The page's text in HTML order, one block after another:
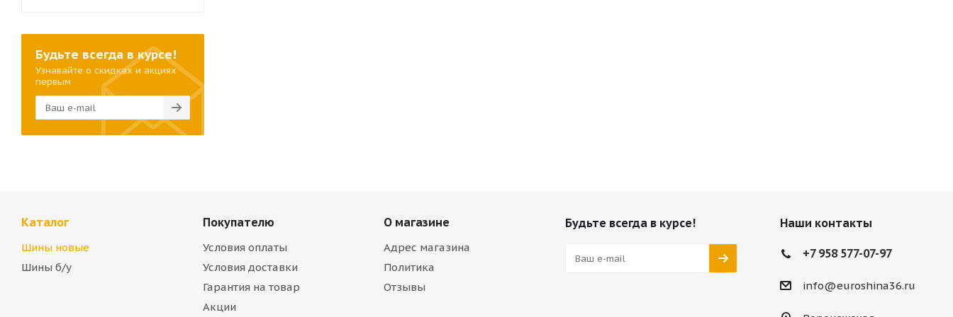
Будьте всегда в курсе!
Узнавайте о скидках и акциях
первым
Каталог
Шины новые
Шины б/у
Покупателю
Условия оплаты
Условия доставки
Гарантия на товар
Акции
О магазине
Адрес магазина
Политика
Отзывы
Будьте всегда в курсе! Наши контакты
+7 958 577-07-97
info@euroshina36.ru